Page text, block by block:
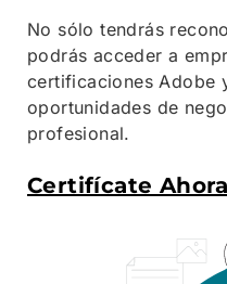
No sólo tendrás
podrás acceder a
certificaciones Adobe
oportunidades de
profesional.
Certifícate Ahora